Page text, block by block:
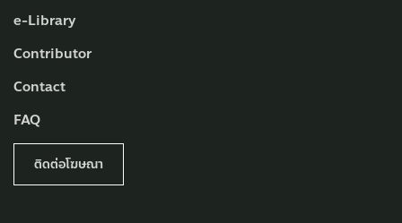
e-Library
Contributor
Contact
FAQ
ติดต่อโฆษณา